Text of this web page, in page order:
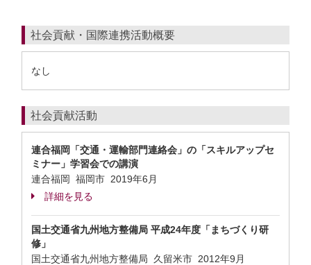
社会貢献・国際連携活動概要
なし
社会貢献活動
連合福岡「交通・運輸部門連絡会」の「スキルアップセ
ミナー」学習会での講演
連合福岡 福岡市 2019年6月
詳細を見る
国土交通省九州地方整備局 平成24年度「まちづくり研
修」
国土交通省九州地方整備局 久留米市 2012年9月